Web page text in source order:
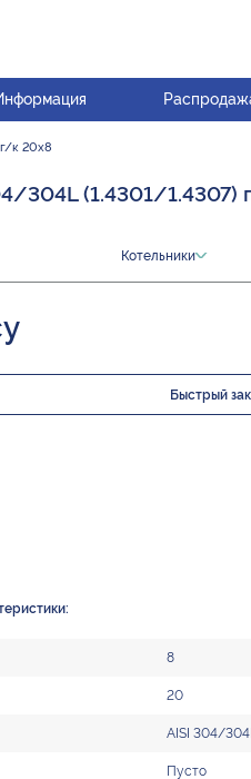
к 20х8
304L (1.4301/1.4307)
Котельники
Быстрый
8
20
AISI 304/304L
Пусто